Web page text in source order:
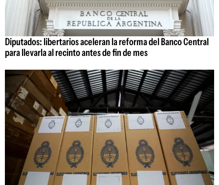
Diputados: libertarios aceleran la reforma del Banco Central
para llevarla al recinto antes de fin de mes